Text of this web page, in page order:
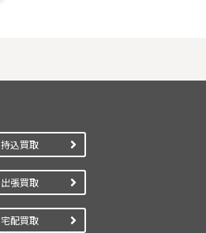
持込買取
出張買取
宅配買取